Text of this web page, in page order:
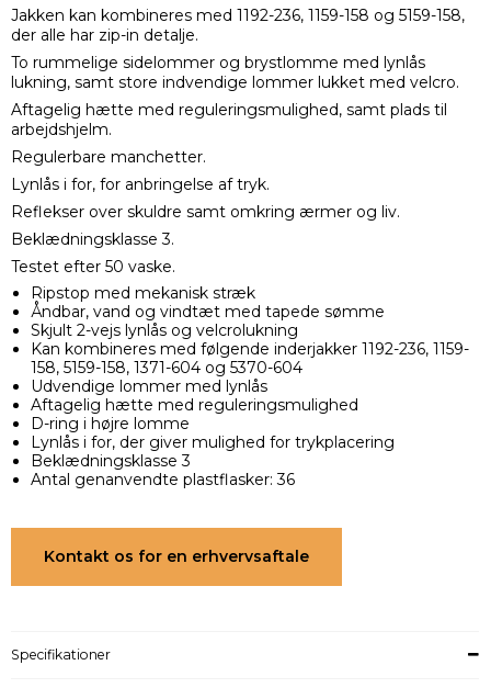
Jakken kan kombineres med 1192-236, 1159-158 og 5159-158,
der alle har zip-in detalje.
To rummelige sidelommer og brystlomme med lynlås
lukning, samt store indvendige lommer lukket med velcro.
Aftagelig hætte med reguleringsmulighed, samt plads til
arbejdshjelm.
Regulerbare manchetter.
Lynlås i for, for anbringelse af tryk.
Reflekser over skuldre samt omkring ærmer og liv.
Beklædningsklasse 3.
Testet efter 50 vaske.
Ripstop med mekanisk stræk
Åndbar, vand og vindtæt med tapede sømme
Skjult 2-vejs lynlås og velcrolukning
Kan kombineres med følgende inderjakker 1192-236, 1159-
158, 5159-158, 1371-604 og 5370-604
Udvendige lommer med lynlås
Aftagelig hætte med reguleringsmulighed
D-ring i højre lomme
Lynlås i for, der giver mulighed for trykplacering
Beklædningsklasse 3
Antal genanvendte plastflasker: 36
Kontakt os for en erhvervsaftale
Specifikationer